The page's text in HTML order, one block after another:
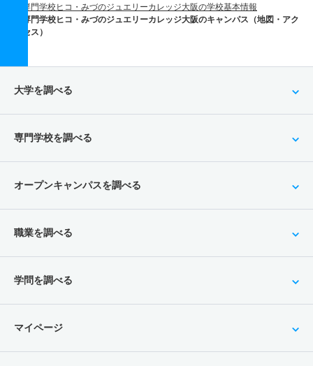
専門学校ヒコ・みづのジュエリーカレッジ大阪の学校基本情報
専門学校ヒコ・みづのジュエリーカレッジ大阪のキャンパス（地図・アク
セス）
大学を調べる
専門学校を調べる
オープンキャンパスを調べる
職業を調べる
学問を調べる
マイページ